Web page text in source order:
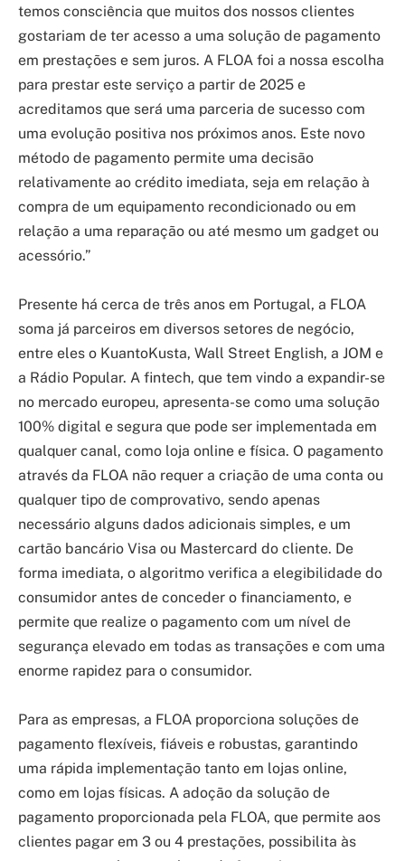
temos consciência que muitos dos nossos clientes
gostariam de ter acesso a uma solução de pagamento
em prestações e sem juros. A FLOA foi a nossa escolha
para prestar este serviço a partir de 2025 e
acreditamos que será uma parceria de sucesso com
uma evolução positiva nos próximos anos. Este novo
método de pagamento permite uma decisão
relativamente ao crédito imediata, seja em relação à
compra de um equipamento recondicionado ou em
relação a uma reparação ou até mesmo um gadget ou
acessório.”
Presente há cerca de três anos em Portugal, a FLOA
soma já parceiros em diversos setores de negócio,
entre eles o KuantoKusta, Wall Street English, a JOM e
a Rádio Popular. A fintech, que tem vindo a expandir-se
no mercado europeu, apresenta-se como uma solução
100% digital e segura que pode ser implementada em
qualquer canal, como loja online e física. O pagamento
através da FLOA não requer a criação de uma conta ou
qualquer tipo de comprovativo, sendo apenas
necessário alguns dados adicionais simples, e um
cartão bancário Visa ou Mastercard do cliente. De
forma imediata, o algoritmo verifica a elegibilidade do
consumidor antes de conceder o financiamento, e
permite que realize o pagamento com um nível de
segurança elevado em todas as transações e com uma
enorme rapidez para o consumidor.
Para as empresas, a FLOA proporciona soluções de
pagamento flexíveis, fiáveis e robustas, garantindo
uma rápida implementação tanto em lojas online,
como em lojas físicas. A adoção da solução de
pagamento proporcionada pela FLOA, que permite aos
clientes pagar em 3 ou 4 prestações, possibilita às